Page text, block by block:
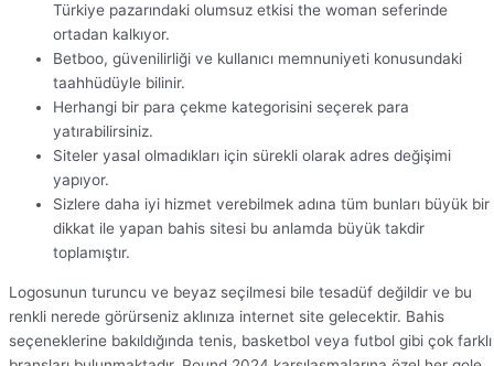
Türkiye pazarındaki olumsuz etkisi the woman seferinde
ortadan kalkıyor.
Betboo, güvenilirliği ve kullanıcı memnuniyeti konusundaki
taahhüdüyle bilinir.
Herhangi bir para çekme kategorisini seçerek para
yatırabilirsiniz.
Siteler yasal olmadıkları için sürekli olarak adres değişimi
yapıyor.
Sizlere daha iyi hizmet verebilmek adına tüm bunları büyük bir
dikkat ile yapan bahis sitesi bu anlamda büyük takdir
toplamıştır.
Logosunun turuncu ve beyaz seçilmesi bile tesadüf değildir ve bu
renkli nerede görürseniz aklınıza internet site gelecektir. Bahis
seçeneklerine bakıldığında tenis, basketbol veya futbol gibi çok farklı